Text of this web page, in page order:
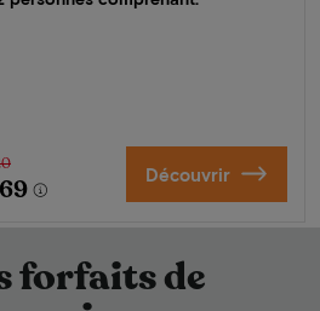
Découvrir
forfaits de